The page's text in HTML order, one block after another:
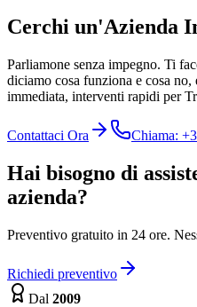
Cerchi un'Azienda
Parliamone senza impegno. Ti
diciamo cosa funziona e cosa
immediata, interventi rapidi per
Contattaci Ora Chiama:
Hai bisogno di
azienda?
Preventivo gratuito in 24 ore.
Richiedi preventivo
Dal 2009